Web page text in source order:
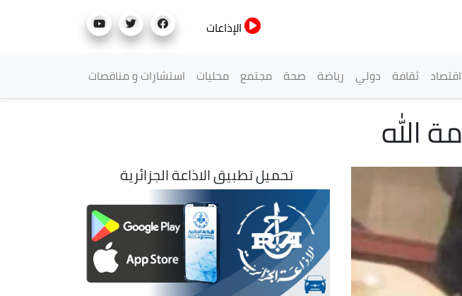
الإذاعات
اقتصاد ثقافة دولي رياضة صحة مجتمع محليات استشارات و مناقصات
الله
تحميل تطبيق الاذاعة الجزائرية